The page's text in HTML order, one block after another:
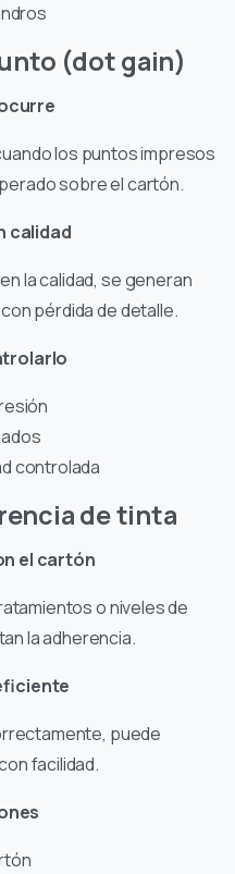
(dot gain)
los puntos impresos
sobre el cartón.
calidad
la calidad, se generan
pérdida de detalle.
controlada
de tinta
el cartón
o niveles de
la adherencia.
puede
facilidad.